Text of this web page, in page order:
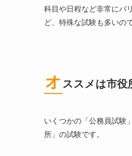
科目や日程など非常にバ
ど、特殊な試験も多いの
オ ススメは市役
いくつかの「公務員試験
所」の試験です。